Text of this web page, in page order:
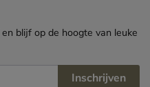
en blijf op de hoogte van leuke
Inschrijven